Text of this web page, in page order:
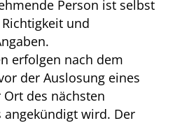
Person ist selbst
und
erfolgen nach dem
der Auslosung eines
des nächsten
wird. Der